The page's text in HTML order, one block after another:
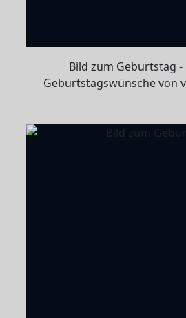
Bild zum Geburtstag -
Geburtstagswünsche von